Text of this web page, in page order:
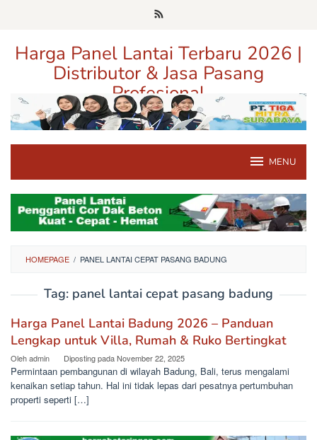
Harga Panel Lantai Terbaru 2026 |
Distributor & Jasa Pasang
Profesional
Pusat Informasi Harga, Distributor, dan Jasa Pasang Panel Lantai
Terpercaya di Jawa Timur
MENU
HOMEPAGE / PANEL LANTAI CEPAT PASANG BADUNG
Tag: panel lantai cepat pasang badung
Harga Panel Lantai Badung 2026 – Panduan
Lengkap untuk Villa, Rumah & Ruko Bertingkat
Olehadmin Diposting padaNovember 22, 2025
Permintaan pembangunan di wilayah Badung, Bali, terus mengalami
kenaikan setiap tahun. Hal ini tidak lepas dari pesatnya pertumbuhan
properti seperti […]